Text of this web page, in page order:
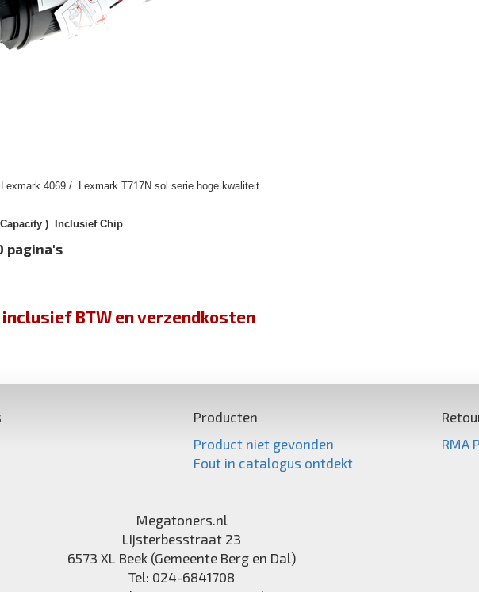
4069 / Lexmark T717N sol serie hoge kwaliteit
Capacity ) Inclusief Chip
pagina's
BTW en verzendkosten
Producten
Product niet gevonden
Fout in catalogus ontdekt
RMA
Megatoners.nl
Lijsterbesstraat 23
6573 XL Beek (Gemeente Berg en Dal)
Tel: 024-6841708